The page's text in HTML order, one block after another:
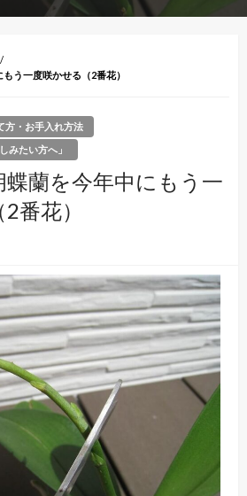
う一度咲かせる（2番花）
方・お手入れ方法
みたい方へ」
蘭を今年中にもう一
番花）